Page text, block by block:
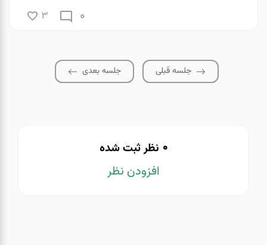
0
3
جلسه قبلی جلسه بعدی
0 نظر ثبت شده
افزودن نظر